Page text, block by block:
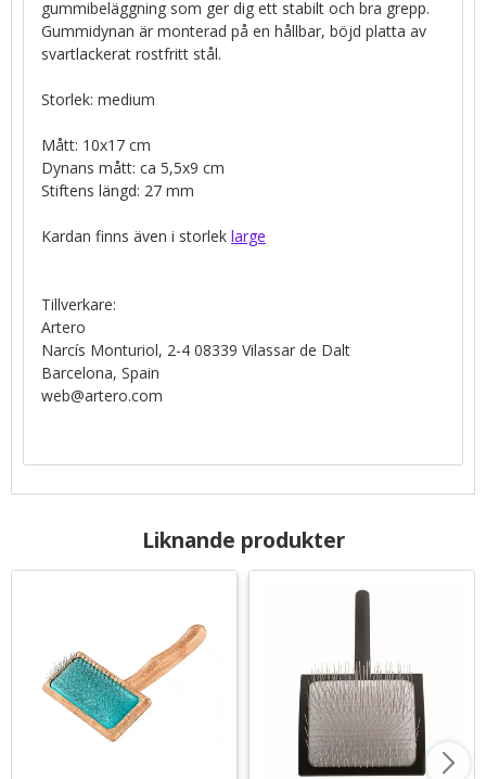
gummibeläggning som ger dig ett stabilt och bra grepp.
Gummidynan är monterad på en hållbar, böjd platta av
svartlackerat rostfritt stål.
Storlek: medium
Mått: 10x17 cm
Dynans mått: ca 5,5x9 cm
Stiftens längd: 27 mm
Kardan finns även i storlek large
Tillverkare:
Artero
Narcís Monturiol, 2-4 08339 Vilassar de Dalt
Barcelona, Spain
web@artero.com
Liknande produkter